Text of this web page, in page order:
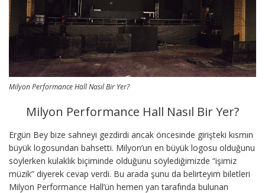
Milyon Performance Hall Nasıl Bir Yer?
Milyon Performance Hall Nasıl Bir Yer?
Ergün Bey bize sahneyi gezdirdi ancak öncesinde girişteki kısmın
büyük logosundan bahsetti. Milyon’un en büyük logosu olduğunu
söylerken kulaklık biçiminde olduğunu söylediğimizde “işimiz
müzik” diyerek cevap verdi. Bu arada şunu da belirteyim biletleri
Milyon Performance Hall’ün hemen yan tarafında bulunan